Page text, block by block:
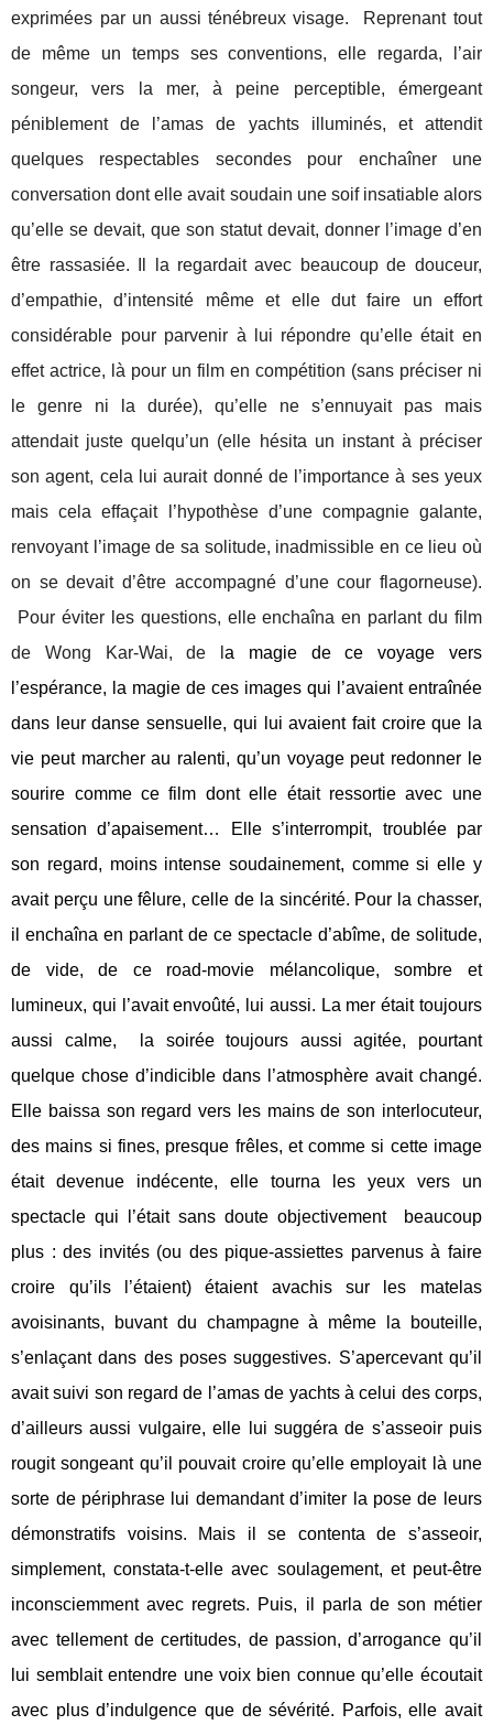
exprimées par un aussi ténébreux visage.
Reprenant tout
de même un temps ses conventions, elle regarda, l’air
songeur, vers la mer, à peine perceptible, émergeant
péniblement de l’amas de yachts illuminés, et attendit
quelques respectables secondes pour enchaîner une
conversation dont elle avait soudain une soif insatiable alors
qu’elle se devait, que son statut devait, donner l’image d’en
être rassasiée. Il la regardait avec beaucoup de douceur,
d’empathie, d’intensité même et elle dut faire un effort
considérable pour parvenir à lui répondre qu’elle était en
effet actrice, là pour un film en compétition (sans préciser ni
le genre ni la durée), qu’elle ne s’ennuyait pas mais
attendait juste quelqu’un (elle hésita un instant à préciser
son agent, cela lui aurait donné de l’importance à ses yeux
mais cela effaçait l’hypothèse d’une compagnie galante,
renvoyant l’image de sa solitude, inadmissible en ce lieu où
on se devait d’être accompagné d’une cour flagorneuse).
Pour éviter les questions, elle enchaîna en parlant du film
de Wong Kar-Wai, de la magie de ce voyage vers
l’espérance, la magie de ces images qui l’avaient entraînée
dans leur danse sensuelle, qui lui avaient fait croire que la
vie peut marcher au ralenti, qu’un voyage peut redonner le
sourire comme ce film dont elle était ressortie avec une
sensation d’apaisement… Elle s’interrompit, troublée par
son regard, moins intense soudainement, comme si elle y
avait perçu une fêlure, celle de la sincérité. Pour la chasser,
il enchaîna en parlant de ce spectacle d’abîme, de solitude,
de vide, de ce road-movie mélancolique, sombre et
lumineux, qui l’avait envoûté, lui aussi. La mer était toujours
aussi calme,
la soirée toujours aussi agitée, pourtant
quelque chose d’indicible dans l’atmosphère avait changé.
Elle baissa son regard vers les mains de son interlocuteur,
des mains si fines, presque frêles, et comme si cette image
était devenue indécente, elle tourna les yeux vers un
spectacle qui l’était sans doute objectivement
beaucoup
plus : des invités (ou des pique-assiettes parvenus à faire
croire qu’ils l’étaient) étaient avachis sur les matelas
avoisinants, buvant du champagne à même la bouteille,
s’enlaçant dans des poses suggestives. S’apercevant qu’il
avait suivi son regard de l’amas de yachts à celui des corps,
d’ailleurs aussi vulgaire, elle lui suggéra de s’asseoir puis
rougit songeant qu’il pouvait croire qu’elle employait là une
sorte de périphrase lui demandant d’imiter la pose de leurs
démonstratifs voisins. Mais il se contenta de s’asseoir,
simplement, constata-t-elle avec soulagement, et peut-être
inconsciemment avec regrets. Puis, il parla de son métier
avec tellement de certitudes, de passion, d’arrogance qu’il
lui semblait entendre une voix bien connue qu’elle écoutait
avec plus d’indulgence que de sévérité. Parfois, elle avait